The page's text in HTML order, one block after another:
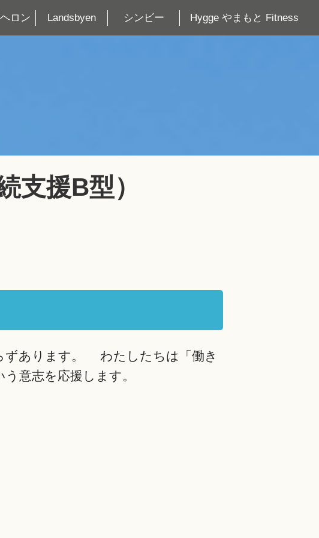
ロン Landsbyen シンビー Hygge やまもと Fitness
支援B型）
ずあります。 わたしたちは「働き
意志を応援します。